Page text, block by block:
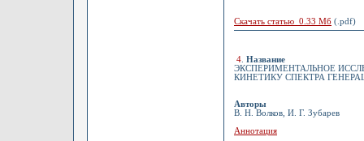
Скачать статью 0.33 Мб (.pdf)
4 Название
ЭКСПЕРИМЕНТАЛЬНОЕ
КИНЕТИКУ СПЕКТРА
Авторы
В. Н. Волков, И. Г. Зубарев
Аннотация